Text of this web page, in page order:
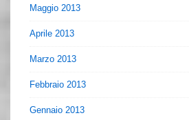
Maggio 2013
Aprile 2013
Marzo 2013
Febbraio 2013
Gennaio 2013